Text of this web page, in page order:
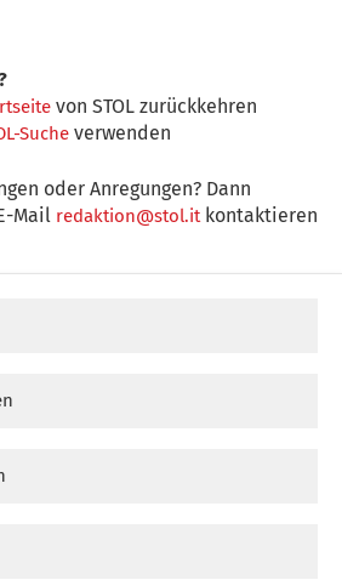
von STOL zurückkehren
Suche verwenden
oder Anregungen? Dann
Mail redaktion@stol.itkontaktieren